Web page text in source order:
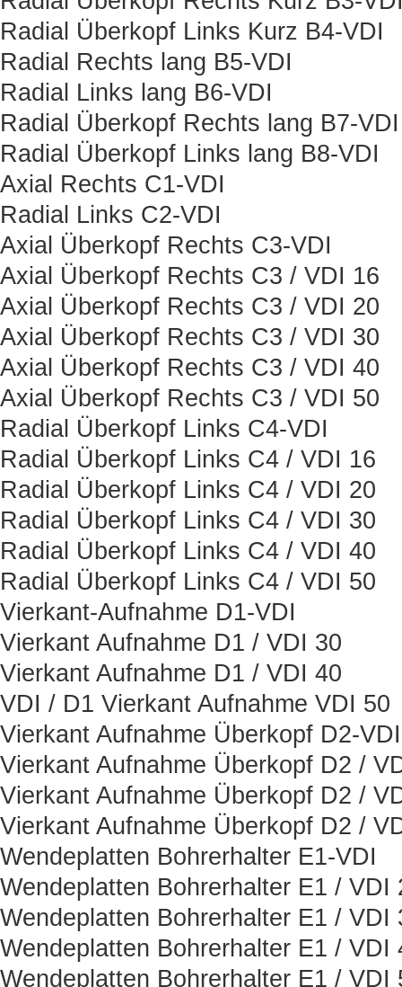
Radial Überkopf Links Kurz B4-VDI
Radial Rechts lang B5-VDI
Radial Links lang B6-VDI
Radial Überkopf Rechts lang B7-VDI
Radial Überkopf Links lang B8-VDI
Axial Rechts C1-VDI
Radial Links C2-VDI
Axial Überkopf Rechts C3-VDI
Axial Überkopf Rechts C3 / VDI 16
Axial Überkopf Rechts C3 / VDI 20
Axial Überkopf Rechts C3 / VDI 30
Axial Überkopf Rechts C3 / VDI 40
Axial Überkopf Rechts C3 / VDI 50
Radial Überkopf Links C4-VDI
Radial Überkopf Links C4 / VDI 16
Radial Überkopf Links C4 / VDI 20
Radial Überkopf Links C4 / VDI 30
Radial Überkopf Links C4 / VDI 40
Radial Überkopf Links C4 / VDI 50
Vierkant-Aufnahme D1-VDI
Vierkant Aufnahme D1 / VDI 30
Vierkant Aufnahme D1 / VDI 40
VDI / D1 Vierkant Aufnahme VDI 50
Vierkant Aufnahme Überkopf D2-VDI
Vierkant Aufnahme Überkopf D2 /
Vierkant Aufnahme Überkopf D2 /
Vierkant Aufnahme Überkopf D2 /
Wendeplatten Bohrerhalter E1-VDI
Wendeplatten Bohrerhalter E1 / VDI
Wendeplatten Bohrerhalter E1 / VDI
Wendeplatten Bohrerhalter E1 / VDI
Wendeplatten Bohrerhalter E1 / VDI